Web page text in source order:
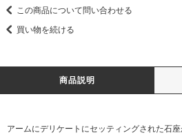
この商品について問い合わせる
買い物を続ける
商品説明
アームにデリケートにセッティングされた石